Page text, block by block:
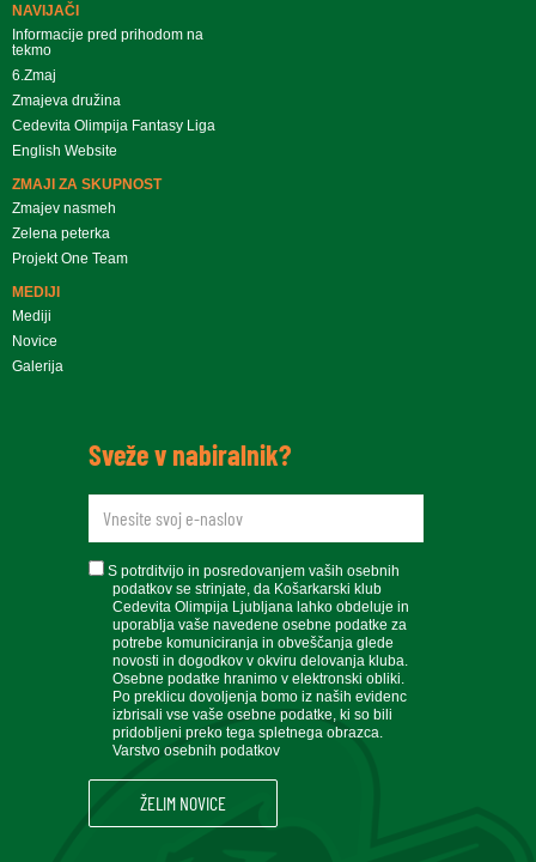
NAVIJAČI
Informacije pred prihodom na
tekmo
6.Zmaj
Zmajeva družina
Cedevita Olimpija Fantasy Liga
English Website
ZMAJI ZA SKUPNOST
Zmajev nasmeh
Zelena peterka
Projekt One Team
MEDIJI
Mediji
Novice
Galerija
Sveže v nabiralnik?
newsletteremail
soglasje
S potrditvijo in posredovanjem vaših osebnih
podatkov se strinjate, da Košarkarski klub
Cedevita Olimpija Ljubljana lahko obdeluje in
uporablja vaše navedene osebne podatke za
potrebe komuniciranja in obveščanja glede
novosti in dogodkov v okviru delovanja kluba.
Osebne podatke hranimo v elektronski obliki.
Po preklicu dovoljenja bomo iz naših evidenc
izbrisali vse vaše osebne podatke, ki so bili
pridobljeni preko tega spletnega obrazca.
Varstvo osebnih podatkov